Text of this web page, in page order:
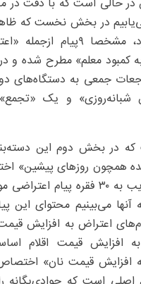
در بخش نخست که
روز» اختصاص دارد، مشخصا
به کمبود معلم» مطرح شده
جمعی به دستگاه‌های
شبانه‌روزی» و یک
در بخش دوم این
همچون روزهای پیشین»
سیاهه‌ای بلند از قریب به ۳۰ فقره
آنها می‌بینیم محتوای این
اعتراض به افزایش
افزایش قیمت اقلام
افزایش قیمت نان» اختصاص